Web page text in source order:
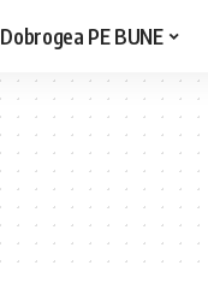
Dobrogea PE BUNE